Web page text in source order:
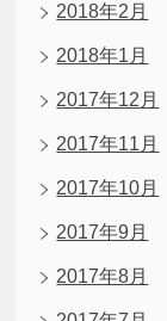
2018年2月
2018年1月
2017年12月
2017年11月
2017年10月
2017年9月
2017年8月